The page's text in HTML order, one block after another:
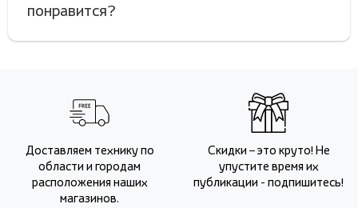
понравится?
Доставляем технику по
области и городам
расположения наших
магазинов.
Скидки – это круто! Не
упустите время их
публикации - подпишитесь!